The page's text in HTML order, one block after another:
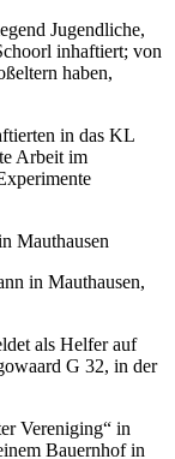
Jugendliche,
inhaftiert; von
haben,
in das KL
Arbeit im
Mauthausen
in Mauthausen,
als Helfer auf
G 32, in der
Vereniging“ in
Bauernhof in